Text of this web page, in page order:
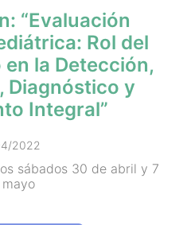
“Evaluación
Rol del
la Detección,
Diagnóstico y
Integral”
2022
sábados 30 de abril y 7